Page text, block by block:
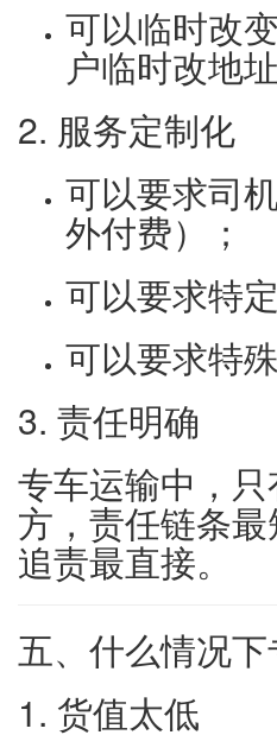
可以临时改
户临时改地址
2. 服务定制化
可以要求司
外付费）；
可以要求特
可以要求特
3. 责任明确
专车运输中，
方，责任链条
追责最直接。
五、什么情况下
1. 货值太低